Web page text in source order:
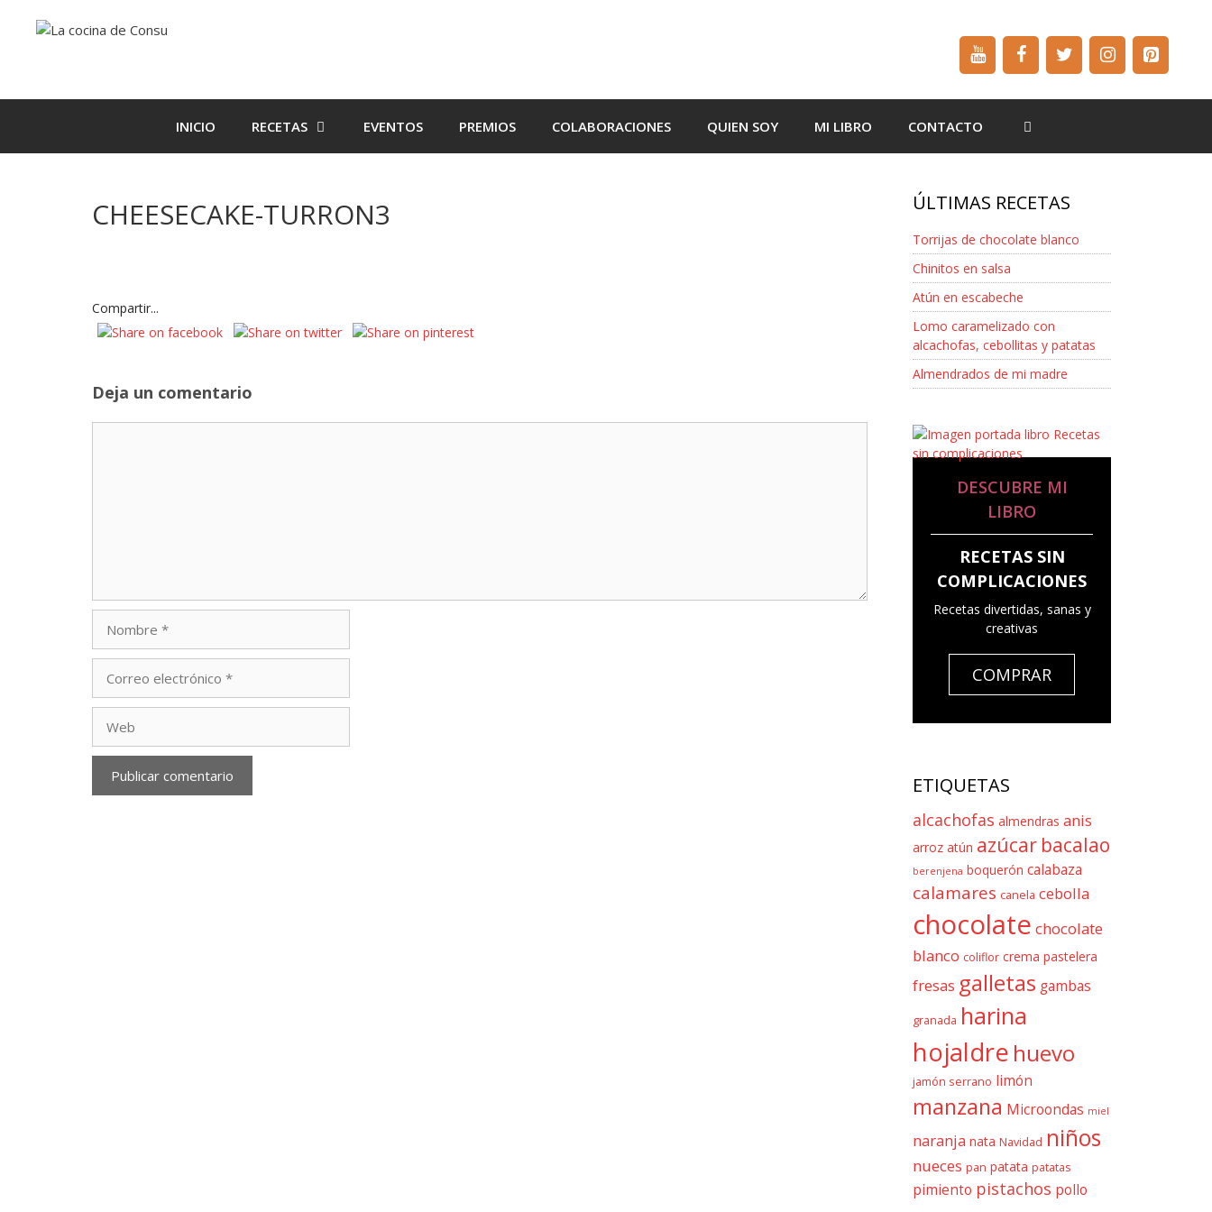
INICIO RECETAS EVENTOS PREMIOS COLABORACIONES QUIEN SOY MI LIBRO CONTACTO
CHEESECAKE-TURRON3
Compartir...
Deja un comentario
electrónico
ÚLTIMAS RECETAS
Torrijas de chocolate blanco
Chinitos en salsa
Atún en escabeche
Lomo caramelizado con
alcachofas, cebollitas y patatas
Almendrados de mi madre
DESCUBRE MI
LIBRO
RECETAS SIN
COMPLICACIONES
Recetas divertidas, sanas y
creativas
COMPRAR
ETIQUETAS
alcachofas almendras anis
arroz atún azúcar bacalao
berenjena boquerón calabaza
calamares canela cebolla
chocolate chocolate
blanco coliflor crema pastelera
fresas galletas gambas
granada harina
hojaldre huevo
jamón serrano limón
manzana Microondas miel
naranja nata Navidad niños
nueces pan patata patatas
pimiento pistachos pollo